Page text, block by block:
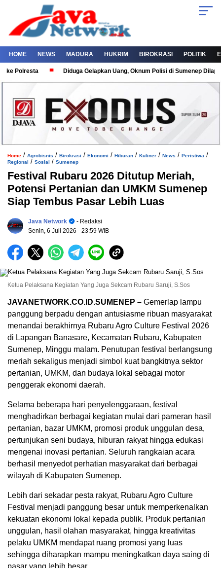
HOME NEWS MADURA HUKRIM BIROKRASI POLITIK
Diduga Gelapkan Uang, Oknum Polisi di Sumenep
Home / Agrobisnis / Birokrasi / Ekonomi / Hiburan / Kuliner / News / Peristiwa /
Regional / Sosial / Sumenep
Festival Rubaru 2026 Ditutup Meriah,
Potensi Pertanian dan UMKM Sumenep
Siap Tembus Pasar Lebih Luas
Java Network
- Redaksi
Senin, 6 Juli 2026 - 23:59 WIB
Ketua Pelaksana Kegiatan Yang Juga Sekcam Rubaru Saruji, S.Sos
JAVANETWORK.CO.ID.SUMENEP – Gemerlap lampu
panggung berpadu dengan antusiasme ribuan masyarakat
menandai berakhirnya Rubaru Agro Culture Festival 2026
di Lapangan Banasare, Kecamatan Rubaru, Kabupaten
Sumenep, Minggu malam. Penutupan festival berlangsung
meriah sekaligus menjadi simbol kuat bangkitnya sektor
pertanian, UMKM, dan budaya lokal sebagai motor
penggerak ekonomi daerah.
Selama beberapa hari penyelenggaraan, festival
menghadirkan berbagai kegiatan mulai dari pameran hasil
pertanian, bazar UMKM, promosi produk unggulan desa,
pertunjukan seni budaya, hiburan rakyat hingga edukasi
mengenai inovasi pertanian. Seluruh rangkaian acara
berhasil menyedot perhatian masyarakat dari berbagai
wilayah di Kabupaten Sumenep.
Lebih dari sekadar pesta rakyat, Rubaru Agro Culture
Festival menjadi panggung besar untuk memperkenalkan
kekuatan ekonomi lokal kepada publik. Produk pertanian
unggulan, hasil olahan masyarakat, hingga kreativitas
pelaku UMKM mendapat ruang promosi yang luas
sehingga diharapkan mampu meningkatkan daya saing di
pasar yang lebih besar.